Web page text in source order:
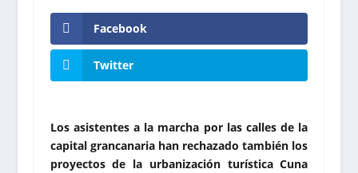
Facebook
Twitter
Los asistentes a la marcha por las calles de la
capital grancanaria han rechazado también los
proyectos de la urbanización turística Cuna